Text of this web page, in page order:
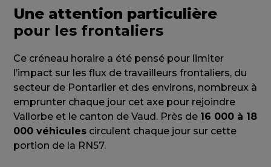
Une attention particulière
pour les frontaliers
Ce créneau horaire a été pensé pour limiter
l’impact sur les flux de travailleurs frontaliers, du
secteur de Pontarlier et des environs, nombreux à
emprunter chaque jour cet axe pour rejoindre
Vallorbe et le canton de Vaud. Près de 16 000 à 18
000 véhicules circulent chaque jour sur cette
portion de la RN57.